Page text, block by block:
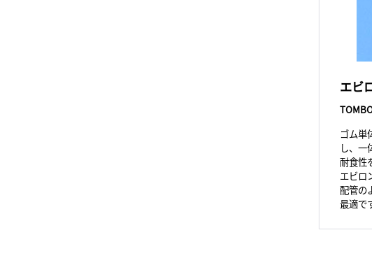
エビ
ゴム単
し、一
耐食性
エビロ
配管の
最適で